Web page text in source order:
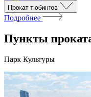
Прокат тюбингов
Подробнее
Пункты
Парк Культуры